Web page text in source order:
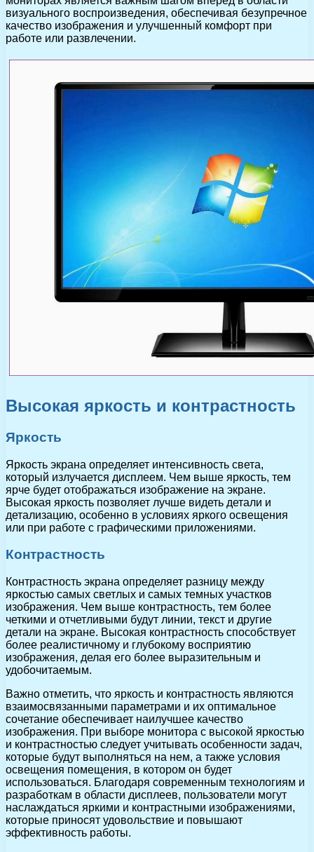
визуального воспроизведения, обеспечивая безупречное
качество изображения и улучшенный комфорт при
работе или развлечении.
Высокая яркость и контрастность
Яркость
Яркость экрана определяет интенсивность света,
который излучается дисплеем. Чем выше яркость, тем
ярче будет отображаться изображение на экране.
Высокая яркость позволяет лучше видеть детали и
детализацию, особенно в условиях яркого освещения
или при работе с графическими приложениями.
Контрастность
Контрастность экрана определяет разницу между
яркостью самых светлых и самых темных участков
изображения. Чем выше контрастность, тем более
четкими и отчетливыми будут линии, текст и другие
детали на экране. Высокая контрастность способствует
более реалистичному и глубокому восприятию
изображения, делая его более выразительным и
удобочитаемым.
Важно отметить, что яркость и контрастность являются
взаимосвязанными параметрами и их оптимальное
сочетание обеспечивает наилучшее качество
изображения. При выборе монитора с высокой яркостью
и контрастностью следует учитывать особенности задач,
которые будут выполняться на нем, а также условия
освещения помещения, в котором он будет
использоваться. Благодаря современным технологиям и
разработкам в области дисплеев, пользователи могут
наслаждаться яркими и контрастными изображениями,
которые приносят удовольствие и повышают
эффективность работы.